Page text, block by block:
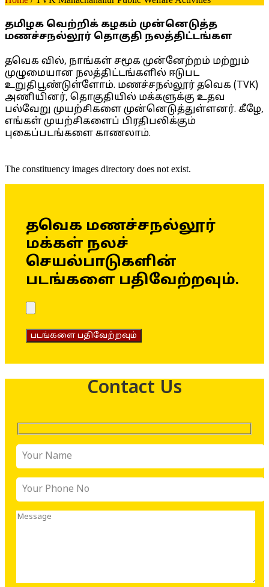
தமிழக வெற்றிக் கழகம் முன்னெடுத்த
மணச்சநல்லூர் தொகுதி நலத்திட்டங்கள
தவெக வில், நாங்கள் சமூக முன்னேற்றம் மற்றும்
முழுமையான நலத்திட்டங்களில் ஈடுபட
உறுதிபூண்டுள்ளோம். மணச்சநல்லூர் தவெக (TVK)
அணியினர், தொகுதியில் மக்களுக்கு உதவ
பல்வேறு முயற்சிகளை முன்னெடுத்துள்ளனர். கீழே,
எங்கள் முயற்சிகளைப் பிரதிபலிக்கும்
புகைப்படங்களை காணலாம்.
The constituency images directory does not exist.
தவெக மணச்சநல்லூர்
மக்கள் நலச்
செயல்பாடுகளின்
படங்களை பதிவேற்றவும்.
படங்களை பதிவேற்றவும்
Contact Us